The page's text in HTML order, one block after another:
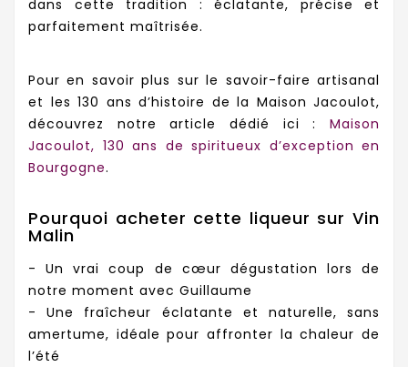
dans cette tradition : éclatante, précise et
parfaitement maîtrisée.
Pour en savoir plus sur le savoir-faire artisanal
et les 130 ans d’histoire de la Maison Jacoulot,
découvrez notre article dédié ici : Maison
Jacoulot, 130 ans de spiritueux d’exception en
Bourgogne.
Pourquoi acheter cette liqueur sur Vin
Malin
- Un vrai coup de cœur dégustation lors de
notre moment avec Guillaume
- Une fraîcheur éclatante et naturelle, sans
amertume, idéale pour affronter la chaleur de
l’été